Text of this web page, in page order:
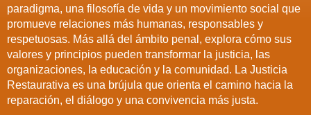
paradigma, una filosofía de vida y un movimiento social que
promueve relaciones más humanas, responsables y
respetuosas. Más allá del ámbito penal, explora cómo sus
valores y principios pueden transformar la justicia, las
organizaciones, la educación y la comunidad. La Justicia
Restaurativa es una brújula que orienta el camino hacia la
reparación, el diálogo y una convivencia más justa.